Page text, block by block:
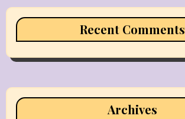
Recent Comments
Archives